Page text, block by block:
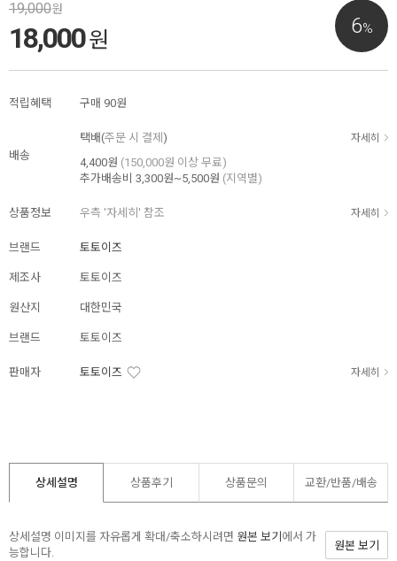
6%
19,000원
18,000원
적립혜택 구매 90원
배송
택배(주문 시 결제 ) 자세히
4,400원 (150,000원 이상 무료)
추가배송비 3,300원~5,500원 (지역별)
상품정보 우측 '자세히' 참조 자세히
브랜드 토토이즈
제조사 토토이즈
원산지 대한민국
브랜드 토토이즈
판매자 토토이즈 자세히
상세설명 상품후기 상품문의 교환/반품/배송
상세설명 이미지를 자유롭게 확대/축소하시려면 원본 보기 에서 가
능합니다.
원본 보기